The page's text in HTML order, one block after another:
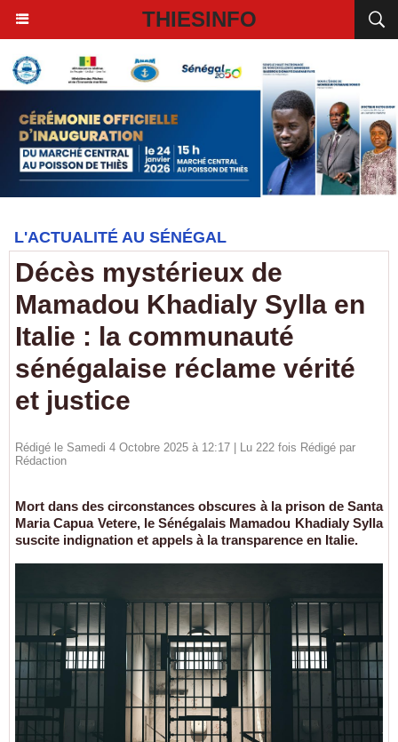
THIESINFO
L'ACTUALITÉ AU SÉNÉGAL
Décès mystérieux de
Mamadou Khadialy Sylla en
Italie : la communauté
sénégalaise réclame vérité
et justice
Rédigé le Samedi 4 Octobre 2025 à 12:17 | Lu 222 fois Rédigé par
Rédaction
Mort dans des circonstances obscures à la prison de Santa
Maria Capua Vetere, le Sénégalais Mamadou Khadialy Sylla
suscite indignation et appels à la transparence en Italie.